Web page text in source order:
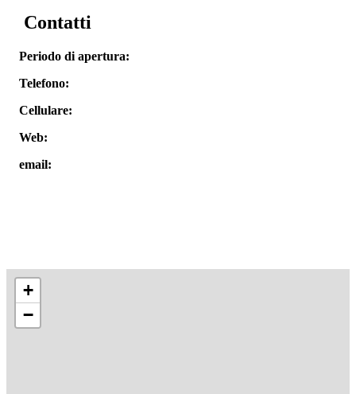
Contatti
Periodo di apertura:
Telefono:
Cellulare:
Web:
email:
+
−